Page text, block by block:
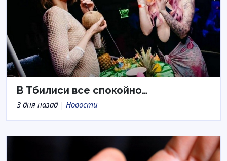
В Тбилиси все спокойно…
3 дня назад | Новости